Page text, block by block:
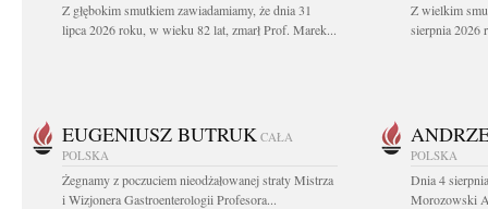
Z głębokim smutkiem zawiadamiamy, że dnia 31
lipca 2026 roku, w wieku 82 lat, zmarł Prof. Marek...
Z wielkim
sierpnia 2026
EUGENIUSZ BUTRUK CAŁA
POLSKA
Żegnamy z poczuciem nieodżałowanej straty Mistrza
i Wizjonera Gastroenterologii Profesora...
POLSKA
Dnia 4
Morozowski